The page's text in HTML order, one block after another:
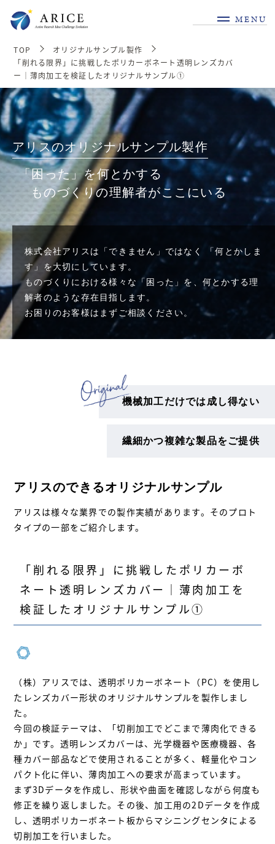
MENU
TOP
オリジナルサンプル製作
「削れる限界」に挑戦したポリカーボネート透明レンズカバ
ー｜薄肉加工を検証したオリジナルサンプル①
アリスのオリジナルサンプル製作
「困った」を何とかする
ものづくりの理解者がここにいる
株式会社アリスは「できません」ではなく
「何とかしま
す」を大切にしています。
ものづくりにおける様々な「困った」を、何とかする理
解者のような存在目指します。
お困りのお客様はまずご相談ください。
機械加工だけでは成し得ない
繊細かつ複雑な製品をご提供
アリスのできるオリジナルサンプル
アリスは様々な業界での製作実績があります。そのプロト
タイプの一部をご紹介します。
「削れる限界」に挑戦したポリカーボ
ネート透明レンズカバー｜薄肉加工を
検証したオリジナルサンプル①
（株）アリスでは、透明ポリカーボネート（PC）を使用し
たレンズカバー形状のオリジナルサンプルを製作しまし
た。
今回の検証テーマは、「切削加工でどこまで薄肉化できる
か」です。透明レンズカバーは、光学機器や医療機器、各
種カバー部品などで使用されることが多く、軽量化やコン
パクト化に伴い、薄肉加工への要求が高まっています。
まず3Dデータを作成し、形状や曲面を確認しながら何度も
修正を繰り返しました。その後、加工用の2Dデータを作成
し、透明ポリカーボネート板からマシニングセンタによる
切削加工を行いました。